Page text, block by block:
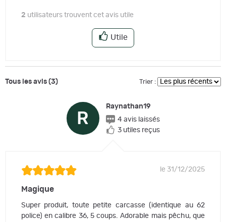
2 utilisateurs trouvent cet avis utile
Utile
Tous les avis (3) Trier :
R
Raynathan19
4 avis laissés
3 utiles reçus
le 31/12/2025
Magique
Super produit, toute petite carcasse (identique au 62
police) en calibre 36, 5 coups. Adorable mais pêchu, que